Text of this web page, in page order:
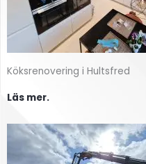
Köksrenovering i Hultsfred
Läs mer.